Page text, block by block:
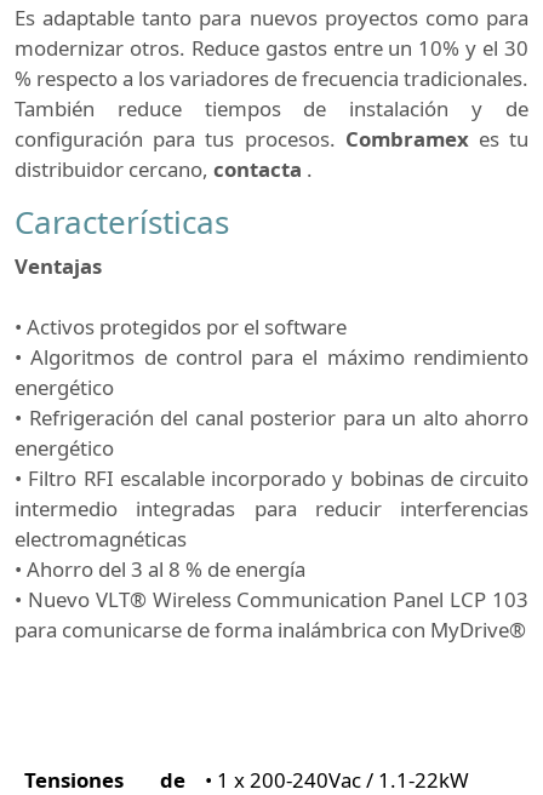
Es adaptable tanto para nuevos proyectos como para
modernizar otros. Reduce gastos entre un 10% y el 30
% respecto a los variadores de frecuencia tradicionales.
También reduce tiempos de instalación y de
configuración para tus procesos. Combramex es tu
distribuidor cercano, contacta .
Características
Ventajas
• Activos protegidos por el software
• Algoritmos de control para el máximo rendimiento
energético
• Refrigeración del canal posterior para un alto ahorro
energético
• Filtro RFI escalable incorporado y bobinas de circuito
intermedio integradas para reducir interferencias
electromagnéticas
• Ahorro del 3 al 8 % de energía
• Nuevo VLT® Wireless Communication Panel LCP 103
para comunicarse de forma inalámbrica con MyDrive®
Tensiones de
• 1 x 200-240Vac / 1.1-22kW